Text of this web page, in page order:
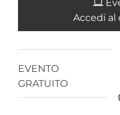
Accedi al
EVENTO
GRATUITO